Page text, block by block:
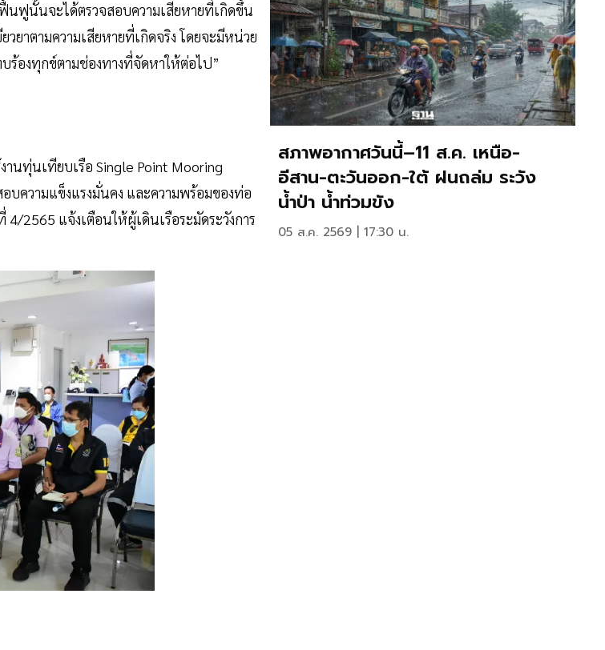
นฟูนั้นจะได้ตรวจสอบความเสียหายที่เกิดขึ้น
ยาตามความเสียหายที่เกิดจริง โดยจะมีหน่วย
ร้องทุกข์ตามช่องทางที่จัดหาให้ต่อไป”
านทุ่นเทียบเรือ Single Point Mooring
บความแข็งแรงมั่นคง และความพร้อมของท่อ
2565 แจ้งเตือนให้ผู้เดินเรือระมัดระวังการ
สภาพอากาศวันนี้–11 ส.ค. เหนือ-
อีสาน-ตะวันออก-ใต้ ฝนถล่ม ระวัง
น้ำป่า น้ำท่วมขัง
05 ส.ค. 2569 | 17:30 น.